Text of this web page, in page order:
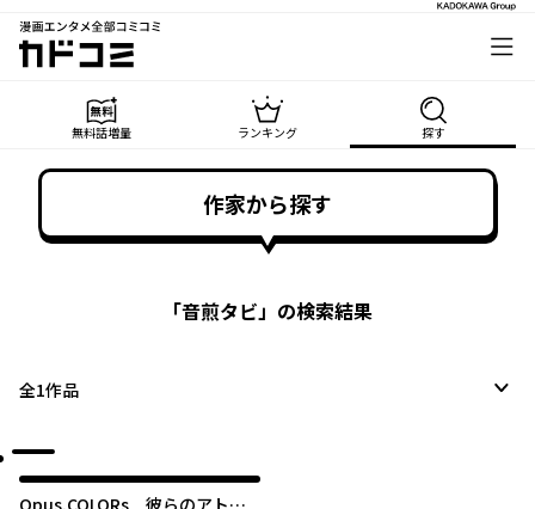
漫画エンタメ全部コミコミ
カドコミ
無料話増量 ランキング 探す
作家から探す
「音煎タビ」の検索結果
全1作品
Opus.COLORs 彼らのアトリ